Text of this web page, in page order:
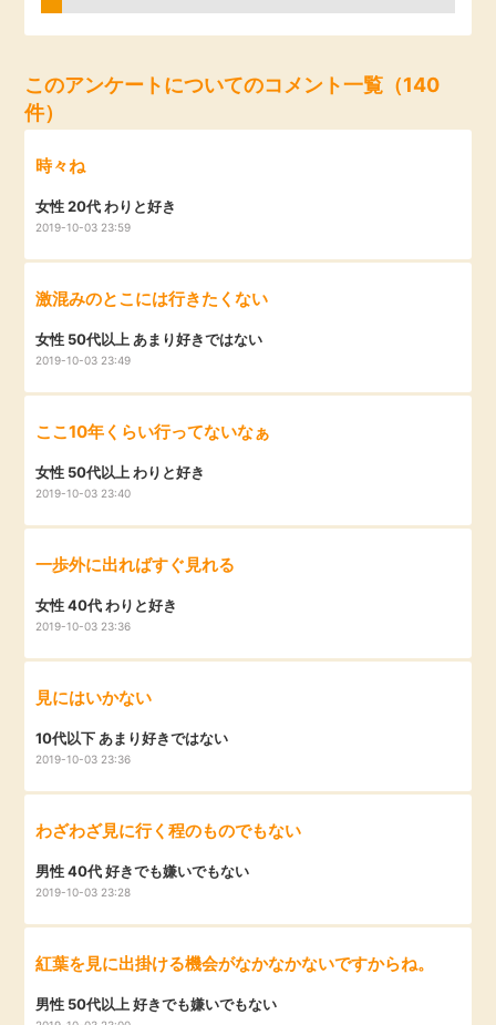
特集一覧
ヘルプセンター
このアンケートについてのコメント一覧（140
件）
時々ね
女性 20代 わりと好き
2019-10-03 23:59
激混みのとこには行きたくない
女性 50代以上 あまり好きではない
2019-10-03 23:49
ここ10年くらい行ってないなぁ
女性 50代以上 わりと好き
2019-10-03 23:40
一歩外に出ればすぐ見れる
女性 40代 わりと好き
2019-10-03 23:36
見にはいかない
10代以下 あまり好きではない
2019-10-03 23:36
わざわざ見に行く程のものでもない
男性 40代 好きでも嫌いでもない
2019-10-03 23:28
紅葉を見に出掛ける機会がなかなかないですからね。
男性 50代以上 好きでも嫌いでもない